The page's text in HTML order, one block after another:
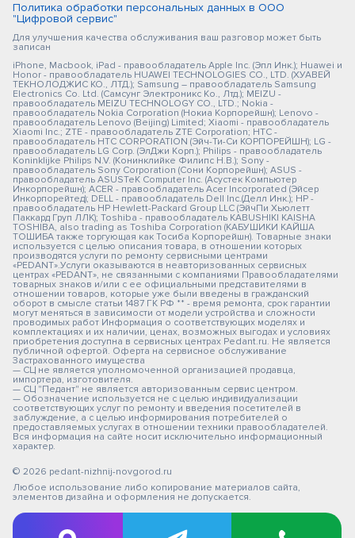
Политика обработки персональных данных в ООО
"Цифровой сервис"
Для улучшения качества обслуживания ваш разговор может быть
записан
iPhone, Macbook, iPad - правообладатель Apple Inc. (Эпл Инк.); Huawei и
Honor - правообладатель HUAWEI TECHNOLOGIES CO., LTD. (ХУАВЕЙ
ТЕКНОЛОДЖИС КО., ЛТД.); Samsung – правообладатель Samsung
Electronics Co. Ltd. (Самсунг Электроникс Ко., Лтд.); MEIZU -
правообладатель MEIZU TECHNOLOGY CO., LTD.; Nokia -
правообладатель Nokia Corporation (Нокиа Корпорейшн); Lenovo -
правообладатель Lenovo (Beijing) Limited; Xiaomi - правообладатель
Xiaomi Inc.; ZTE - правообладатель ZTE Corporation; HTC -
правообладатель HTC CORPORATION (Эйч-Ти-Си КОРПОРЕЙШН); LG -
правообладатель LG Corp. (ЭлДжи Корп.); Philips - правообладатель
Koninklijke Philips N.V. (Конинклийке Филипс Н.В.); Sony -
правообладатель Sony Corporation (Сони Корпорейшн); ASUS -
правообладатель ASUSTeK Computer Inc. (Асустек Компьютер
Инкорпорейшн); ACER - правообладатель Acer Incorporated (Эйсер
Инкорпорейтед); DELL - правообладатель Dell Inc.(Делл Инк.); HP -
правообладатель HP Hewlett-Packard Group LLC (ЭйчПи Хьюлетт
Паккард Груп ЛЛК); Toshiba - правообладатель KABUSHIKI KAISHA
TOSHIBA, also trading as Toshiba Corporation (КАБУШИКИ КАЙША
ТОШИБА также торгующая как Тосиба Корпорейшн). Товарные знаки
используется с целью описания товара, в отношении которых
производятся услуги по ремонту сервисными центрами
«PEDANT».Услуги оказываются в неавторизованных сервисных
центрах «PEDANT», не связанными с компаниями Правообладателями
товарных знаков и/или с ее официальными представителями в
отношении товаров, которые уже были введены в гражданский
оборот в смысле статьи 1487 ГК РФ ** - время ремонта, срок гарантии
могут меняться в зависимости от модели устройства и сложности
проводимых работ Информация о соответствующих моделях и
комплектациях и их наличии, ценах, возможных выгодах и условиях
приобретения доступна в сервисных центрах Pedant.ru. Не является
публичной офертой. Оферта на сервисное обслуживание
Застрахованного имущества
— СЦ не является уполномоченной организацией продавца,
импортера, изготовителя.
— СЦ "Педант" не является авторизованным сервис центром.
— Обозначение используется не с целью индивидуализации
соответствующих услуг по ремонту и введения посетителей в
заблуждение, а с целью информирования потребителей о
предоставляемых услугах в отношении техники правообладателей.
Вся информация на сайте носит исключительно информационный
характер.
© 2026 pedant-nizhnij-novgorod.ru
Любое использование либо копирование материалов сайта,
элементов дизайна и оформления не допускается.